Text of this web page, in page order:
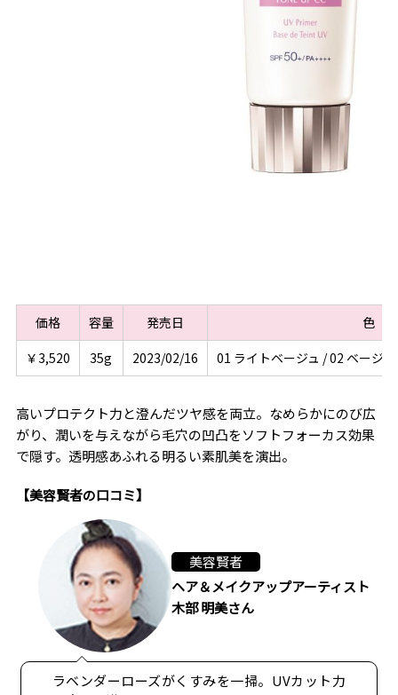
価格 容量 発売日
色
￥3,520
35g 2023/02/16 01 ライトベージュ / 02 ベージ
高いプロテクト力と澄んだツヤ感を両立。なめらかにのび広
がり、潤いを与えながら毛穴の凹凸をソフトフォーカス効果
で隠す。透明感あふれる明るい素肌美を演出。
【美容賢者の口コミ】
美容賢者
ヘア＆メイクアップアーティスト
木部 明美さん
ラベンダーローズがくすみを一掃。UVカット力